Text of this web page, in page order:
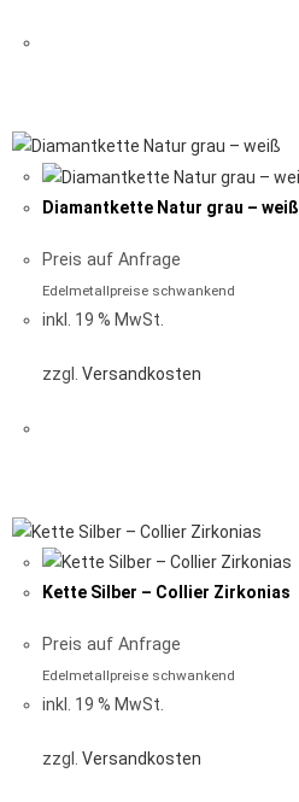
Diamantkette Natur grau – weiß
Preis auf Anfrage
Edelmetallpreise schwankend
inkl. 19 % MwSt.
zzgl. Versandkosten
Kette Silber – Collier Zirkonias
Preis auf Anfrage
Edelmetallpreise schwankend
inkl. 19 % MwSt.
zzgl. Versandkosten